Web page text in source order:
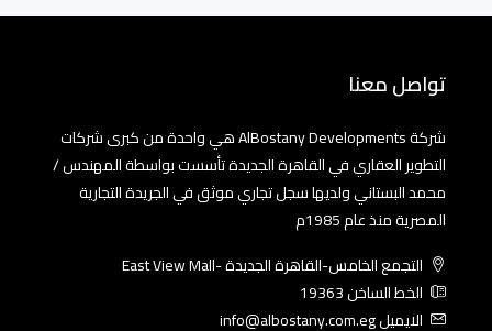
تواصل معنا
شركة AlBostany Developments هي واحدة من كبرى شركات
التطوير العقاري في القاهرة الجديدة تأسست بواسطة المهندس /
محمد البستاني ولديها سجل تجاري موثق في الجريدة التجارية
المصرية منذ عام 1985م
التجمع الخامس-القاهرة الجديدة -East View Mall
الخط الساخن 19363
الايميل info@albostany.com.eg